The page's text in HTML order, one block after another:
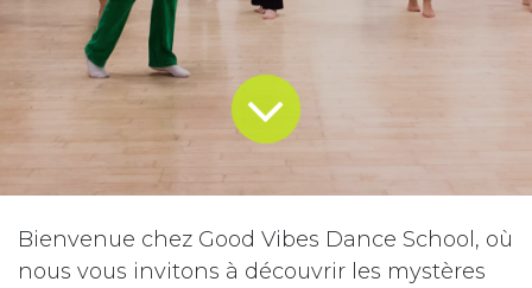
Bienvenue chez Good Vibes Dance School, où
nous vous invitons à découvrir les mystères